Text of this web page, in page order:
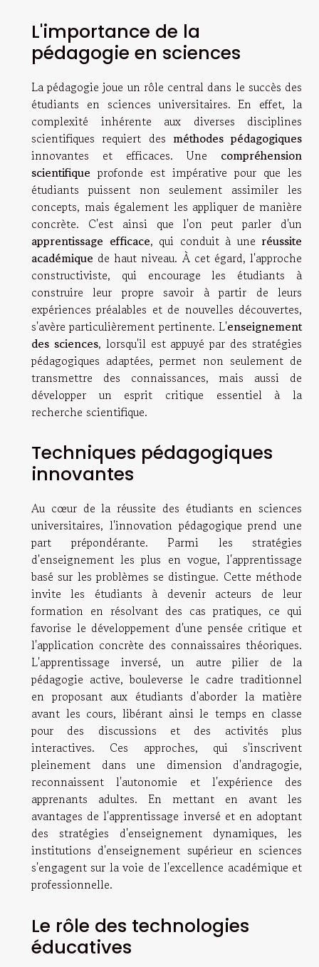
L'importance de la
pédagogie en sciences
La pédagogie joue un rôle central dans le succès des
étudiants en sciences universitaires. En effet, la
complexité inhérente aux diverses disciplines
scientifiques requiert des méthodes pédagogiques
innovantes et efficaces. Une compréhension
scientifique profonde est impérative pour que les
étudiants puissent non seulement assimiler les
concepts, mais également les appliquer de manière
concrète. C'est ainsi que l'on peut parler d'un
apprentissage efficace, qui conduit à une réussite
académique de haut niveau. À cet égard, l'approche
constructiviste, qui encourage les étudiants à
construire leur propre savoir à partir de leurs
expériences préalables et de nouvelles découvertes,
s'avère particulièrement pertinente. L'enseignement
des sciences, lorsqu'il est appuyé par des stratégies
pédagogiques adaptées, permet non seulement de
transmettre des connaissances, mais aussi de
développer un esprit critique essentiel à la
recherche scientifique.
Techniques pédagogiques
innovantes
Au cœur de la réussite des étudiants en sciences
universitaires, l'innovation pédagogique prend une
part prépondérante. Parmi les stratégies
d'enseignement les plus en vogue, l'apprentissage
basé sur les problèmes se distingue. Cette méthode
invite les étudiants à devenir acteurs de leur
formation en résolvant des cas pratiques, ce qui
favorise le développement d'une pensée critique et
l'application concrète des connaissaires théoriques.
L'apprentissage inversé, un autre pilier de la
pédagogie active, bouleverse le cadre traditionnel
en proposant aux étudiants d'aborder la matière
avant les cours, libérant ainsi le temps en classe
pour des discussions et des activités plus
interactives. Ces approches, qui s'inscrivent
pleinement dans une dimension d'andragogie,
reconnaissent l'autonomie et l'expérience des
apprenants adultes. En mettant en avant les
avantages de l'apprentissage inversé et en adoptant
des stratégies d'enseignement dynamiques, les
institutions d'enseignement supérieur en sciences
s'engagent sur la voie de l'excellence académique et
professionnelle.
Le rôle des technologies
éducatives